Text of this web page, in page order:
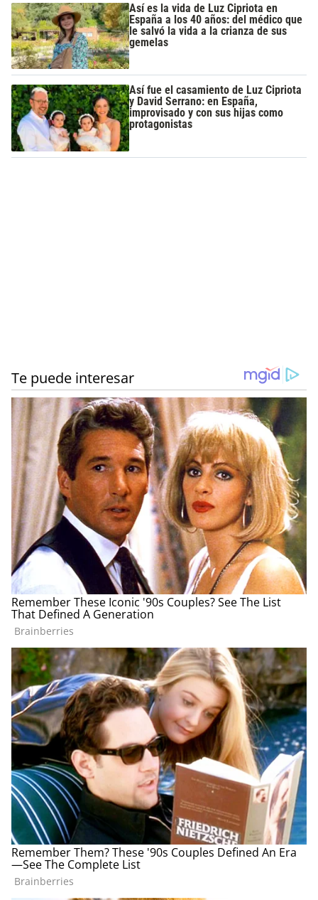
Así es la vida de Luz Cipriota en
España a los 40 años: del médico que
le salvó la vida a la crianza de sus
gemelas
Así fue el casamiento de Luz Cipriota
y David Serrano: en España,
improvisado y con sus hijas como
protagonistas